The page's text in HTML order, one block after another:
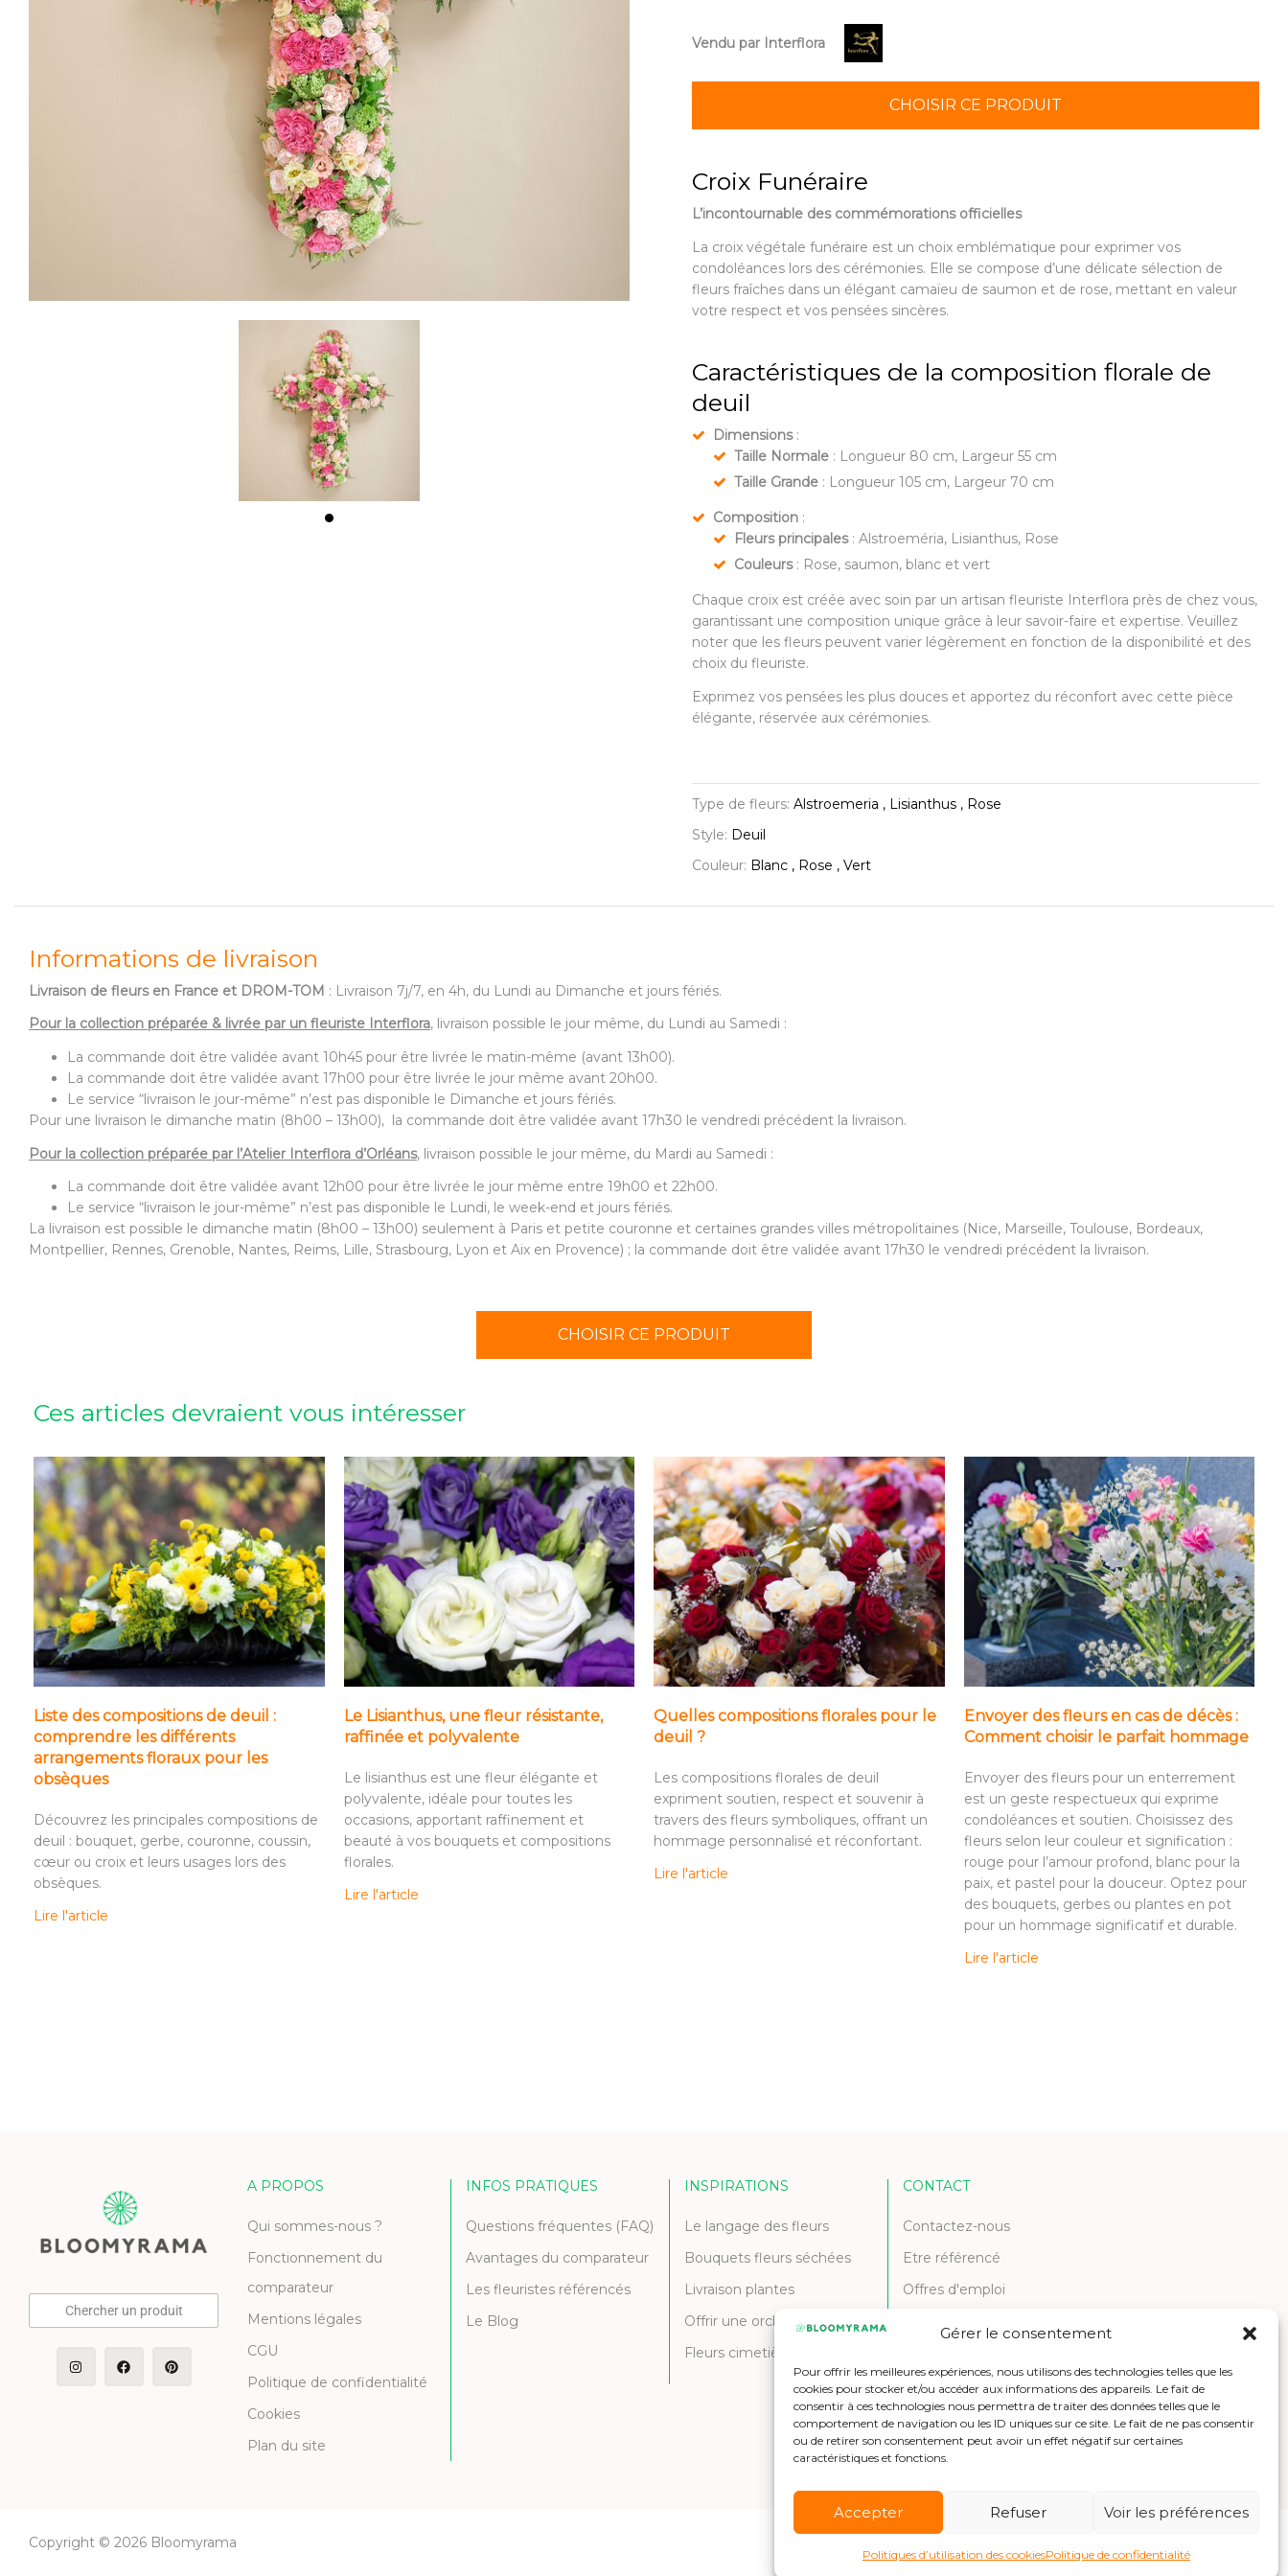
Gérer le consentement
Pour offrir les meilleures expériences, nous utilisons des technologies telles que les
cookies pour stocker et/ou accéder aux informations des appareils. Le fait de
consentir à ces technologies nous permettra de traiter des données telles que le
comportement de navigation ou les ID uniques sur ce site. Le fait de ne pas consentir
ou de retirer son consentement peut avoir un effet négatif sur certaines
caractéristiques et fonctions.
Accepter Refuser Voir les préférences
Politiques d’utilisation des cookiesPolitique de confidentialité
Vendu par Interflora
CHOISIR CE PRODUIT
Croix Funéraire
L’incontournable des commémorations officielles
La croix végétale funéraire est un choix emblématique pour exprimer vos
condoléances lors des cérémonies. Elle se compose d’une délicate sélection de
fleurs fraîches dans un élégant camaïeu de saumon et de rose, mettant en valeur
votre respect et vos pensées sincères.
Caractéristiques de la composition florale de
deuil
Dimensions:
Taille Normale : Longueur 80 cm, Largeur 55 cm
Taille Grande : Longueur 105 cm, Largeur 70 cm
Composition :
Fleurs principales: Alstroeméria, Lisianthus, Rose
Couleurs: Rose, saumon, blanc et vert
Chaque croix est créée avec soin par un artisan fleuriste Interflora près de chez vous,
garantissant une composition unique grâce à leur savoir-faire et expertise. Veuillez
noter que les fleurs peuvent varier légèrement en fonction de la disponibilité et des
choix du fleuriste.
Exprimez vos pensées les plus douces et apportez du réconfort avec cette pièce
élégante, réservée aux cérémonies.
Type de fleurs: Alstroemeria , Lisianthus , Rose
Style: Deuil
Couleur: Blanc , Rose , Vert
Informations de livraison
Livraison de fleurs en France et DROM-TOM : Livraison 7j/7, en 4h, du Lundi au Dimanche et jours fériés.
Pour la collection préparée & livrée par un fleuriste Interflora, livraison possible le jour même, du Lundi au Samedi :
La commande doit être validée avant 10h45 pour être livrée le matin-même (avant 13h00).
La commande doit être validée avant 17h00 pour être livrée le jour même avant 20h00.
Le service “livraison le jour-même” n’est pas disponible le Dimanche et jours fériés.
Pour une livraison le dimanche matin (8h00 – 13h00), la commande doit être validée avant 17h30 le vendredi précédent la livraison.
Pour la collection préparée par l’Atelier Interflora d’Orléans, livraison possible le jour même, du Mardi au Samedi :
La commande doit être validée avant 12h00 pour être livrée le jour même entre 19h00 et 22h00.
Le service “livraison le jour-même” n’est pas disponible le Lundi, le week-end et jours fériés.
La livraison est possible le dimanche matin (8h00 – 13h00) seulement à Paris et petite couronne et certaines grandes villes métropolitaines (Nice, Marseille, Toulouse, Bordeaux,
Montpellier, Rennes, Grenoble, Nantes, Reims, Lille, Strasbourg, Lyon et Aix en Provence) ; la commande doit être validée avant 17h30 le vendredi précédent la livraison.
CHOISIR CE PRODUIT
Ces articles devraient vous intéresser
Liste des compositions de deuil :
comprendre les différents
arrangements floraux pour les
obsèques
Découvrez les principales compositions de
deuil : bouquet, gerbe, couronne, coussin,
cœur ou croix et leurs usages lors des
obsèques.
Lire l'article
Le Lisianthus, une fleur résistante,
raffinée et polyvalente
Le lisianthus est une fleur élégante et
polyvalente, idéale pour toutes les
occasions, apportant raffinement et
beauté à vos bouquets et compositions
florales.
Lire l'article
Quelles compositions florales pour le
deuil ?
Les compositions florales de deuil
expriment soutien, respect et souvenir à
travers des fleurs symboliques, offrant un
hommage personnalisé et réconfortant.
Lire l'article
Envoyer des fleurs en cas de décès :
Comment choisir le parfait hommage
Envoyer des fleurs pour un enterrement
est un geste respectueux qui exprime
condoléances et soutien. Choisissez des
fleurs selon leur couleur et signification :
rouge pour l’amour profond, blanc pour la
paix, et pastel pour la douceur. Optez pour
des bouquets, gerbes ou plantes en pot
pour un hommage significatif et durable.
Lire l'article
Chercher un produit
A PROPOS
Qui sommes-nous ?
Fonctionnement du
comparateur
Mentions légales
CGU
Politique de confidentialité
Cookies
Plan du site
INFOS PRATIQUES
Questions fréquentes (FAQ)
Avantages du comparateur
Les fleuristes référencés
Le Blog
INSPIRATIONS
Le langage des fleurs
Bouquets fleurs séchées
Livraison plantes
Offrir une orchidée
Fleurs cimetière et deuil
CONTACT
Contactez-nous
Etre référencé
Offres d'emploi
Copyright © 2026 Bloomyrama